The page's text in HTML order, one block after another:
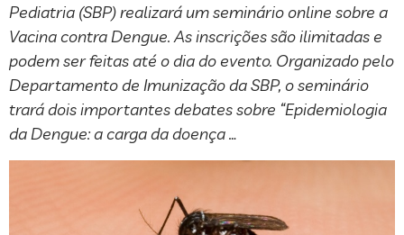
Pediatria (SBP) realizará um seminário online sobre a
Vacina contra Dengue. As inscrições são ilimitadas e
podem ser feitas até o dia do evento. Organizado pelo
Departamento de Imunização da SBP, o seminário
trará dois importantes debates sobre “Epidemiologia
da Dengue: a carga da doença …